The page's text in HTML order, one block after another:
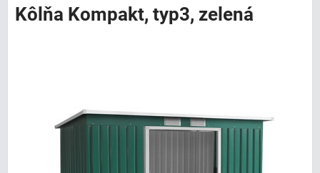
Kôlňa Kompakt, typ3, zelená